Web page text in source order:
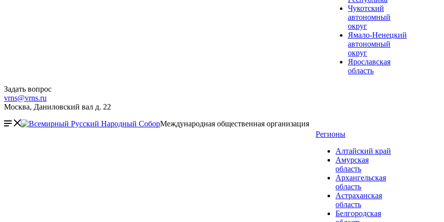
Чукотский
автономный
округ
Ямало-Ненецкий
автономный
округ
Ярославская
область
Задать вопрос
vrns@vrns.ru
Москва, Даниловский вал д. 22
Международная общественная организация
Регионы
Алтайский край
Амурская
область
Архангельская
область
Астраханская
область
Белгородская